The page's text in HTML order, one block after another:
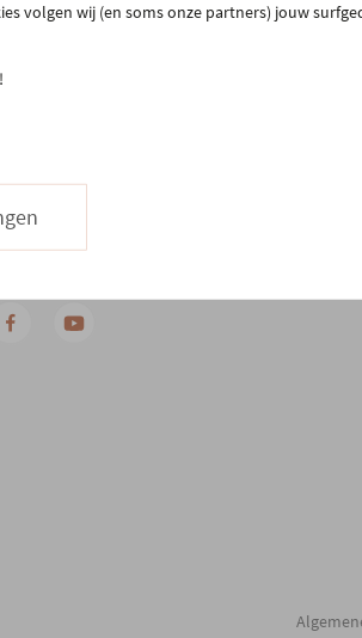
Meer Gero
volgen wij (en soms onze partners) jouw